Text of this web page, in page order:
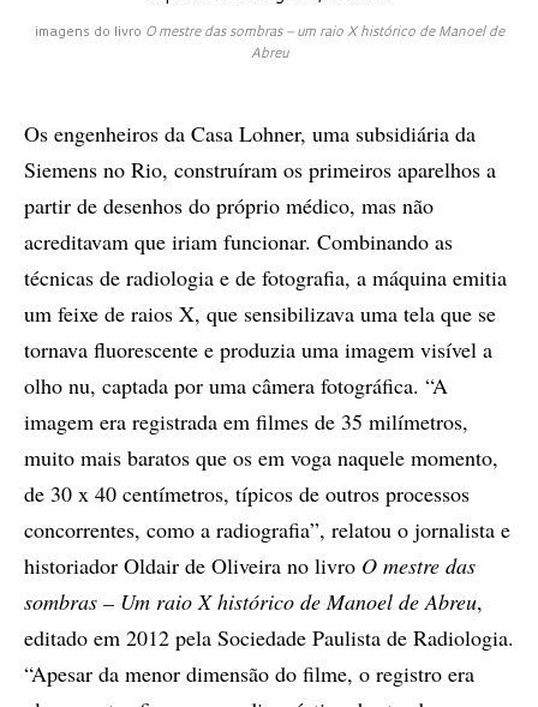
imagens do livro O mestre das sombras – um raio X histórico de Manoel de
Abreu
Os engenheiros da Casa Lohner, uma subsidiária da
Siemens no Rio, construíram os primeiros aparelhos a
partir de desenhos do próprio médico, mas não
acreditavam que iriam funcionar. Combinando as
técnicas de radiologia e de fotografia, a máquina emitia
um feixe de raios X, que sensibilizava uma tela que se
tornava fluorescente e produzia uma imagem visível a
olho nu, captada por uma câmera fotográfica. “A
imagem era registrada em filmes de 35 milímetros,
muito mais baratos que os em voga naquele momento,
de 30 x 40 centímetros, típicos de outros processos
concorrentes, como a radiografia”, relatou o jornalista e
historiador Oldair de Oliveira no livro O mestre das
sombras – Um raio X histórico de Manoel de Abreu,
editado em 2012 pela Sociedade Paulista de Radiologia.
“Apesar da menor dimensão do filme, o registro era